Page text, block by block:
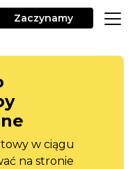
Zaczynamy
w ciągu
na stronie